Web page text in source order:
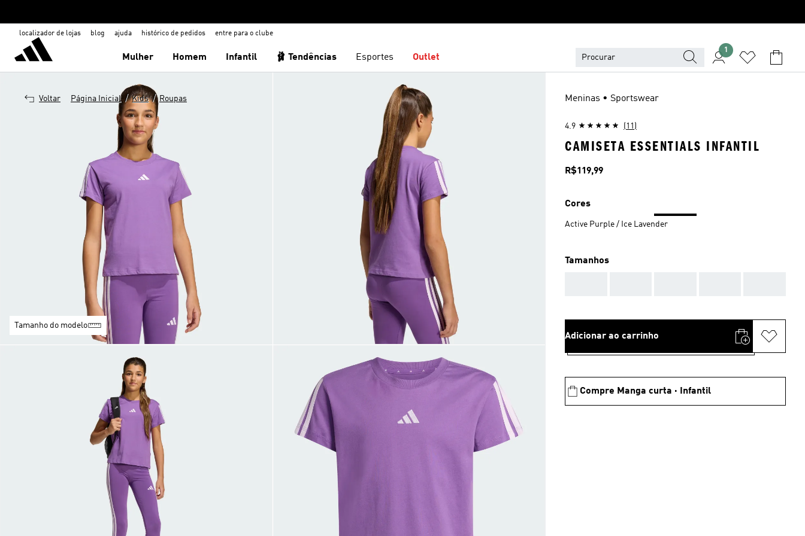
localizador de lojas blog ajuda histórico de pedidos entre para o clube
Mulher Homem Infantil 🩰 Tendências Esportes Outlet
1
Voltar Página Inicial / Kids / Roupas
Tamanho do modelo
Meninas • Sportswear
4.9 (11)
CAMISETA ESSENTIALS INFANTIL
Preço
R$119,99
Cores
Active Purple / Ice Lavender
Tamanhos
Adicionar ao carrinho
Compre Manga curta · Infantil